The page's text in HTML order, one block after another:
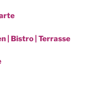
| Bistro | Terrasse